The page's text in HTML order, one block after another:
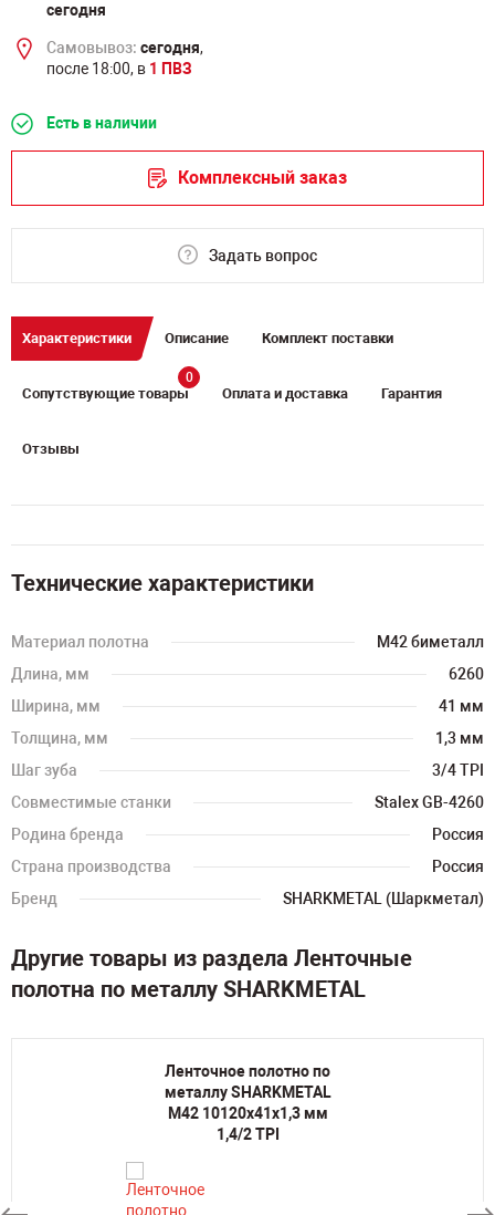
сегодня
Самовывоз: сегодня,
после 18:00, в 1 ПВЗ
Есть в наличии
Комплексный заказ
Задать вопрос
Характеристики Описание Комплект поставки
Сопутствующие товары
0
Оплата и доставка Гарантия
Отзывы
Технические характеристики
Материал полотна
M42 биметалл
Длина, мм
6260
Ширина, мм
41 мм
Толщина, мм
1,3 мм
Шаг зуба
3/4 TPI
Совместимые станки
Stalex GB-4260
Родина бренда
Россия
Страна производства
Россия
Бренд
SHARKMETAL (Шаркметал)
Другие товары из раздела Ленточные
полотна по металлу SHARKMETAL
Ленточное полотно по
металлу SHARKMETAL
M42 10120х41х1,3 мм
1,4/2 TPI